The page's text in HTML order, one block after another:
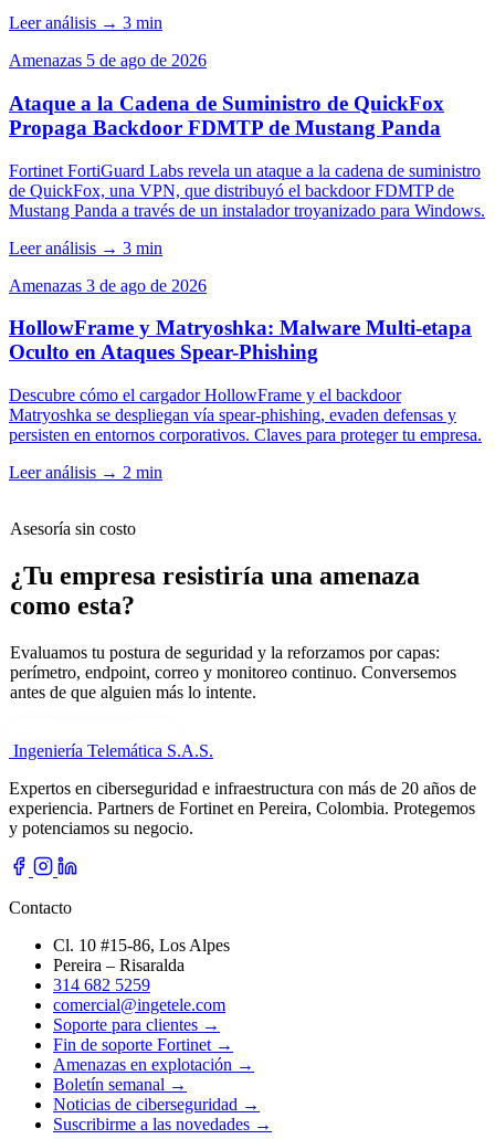
Leer análisis → 3 min
Amenazas 5 de ago de 2026
Ataque a la Cadena de Suministro de QuickFox
Propaga Backdoor FDMTP de Mustang Panda
Fortinet FortiGuard Labs revela un ataque a la cadena de suministro
de QuickFox, una VPN, que distribuyó el backdoor FDMTP de
Mustang Panda a través de un instalador troyanizado para Windows.
Leer análisis → 3 min
Amenazas 3 de ago de 2026
HollowFrame y Matryoshka: Malware Multi-etapa
Oculto en Ataques Spear-Phishing
Descubre cómo el cargador HollowFrame y el backdoor
Matryoshka se despliegan vía spear-phishing, evaden defensas y
persisten en entornos corporativos. Claves para proteger tu empresa.
Leer análisis → 2 min
Asesoría sin costo
¿Tu empresa resistiría una amenaza
como esta?
Evaluamos tu postura de seguridad y la reforzamos por capas:
perímetro, endpoint, correo y monitoreo continuo. Conversemos
antes de que alguien más lo intente.
Ingeniería Telemática S.A.S.
Expertos en ciberseguridad e infraestructura con más de 20 años de
experiencia. Partners de Fortinet en Pereira, Colombia. Protegemos
y potenciamos su negocio.
Contacto
Cl. 10 #15-86, Los Alpes
Pereira – Risaralda
314 682 5259
comercial@ingetele.com
Soporte para clientes →
Fin de soporte Fortinet →
Amenazas en explotación →
Boletín semanal →
Noticias de ciberseguridad →
Suscribirme a las novedades →